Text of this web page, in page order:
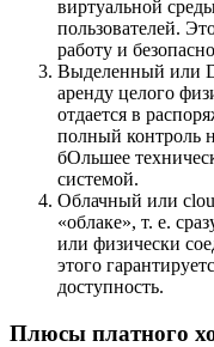
виртуальной
пользователей.
работу и
Выделенный или
аренду целого
отдается в
полный контроль
бОльшее
системой.
Облачный или
«облаке», т. е.
или физически
этого
доступность.
Плюсы платного